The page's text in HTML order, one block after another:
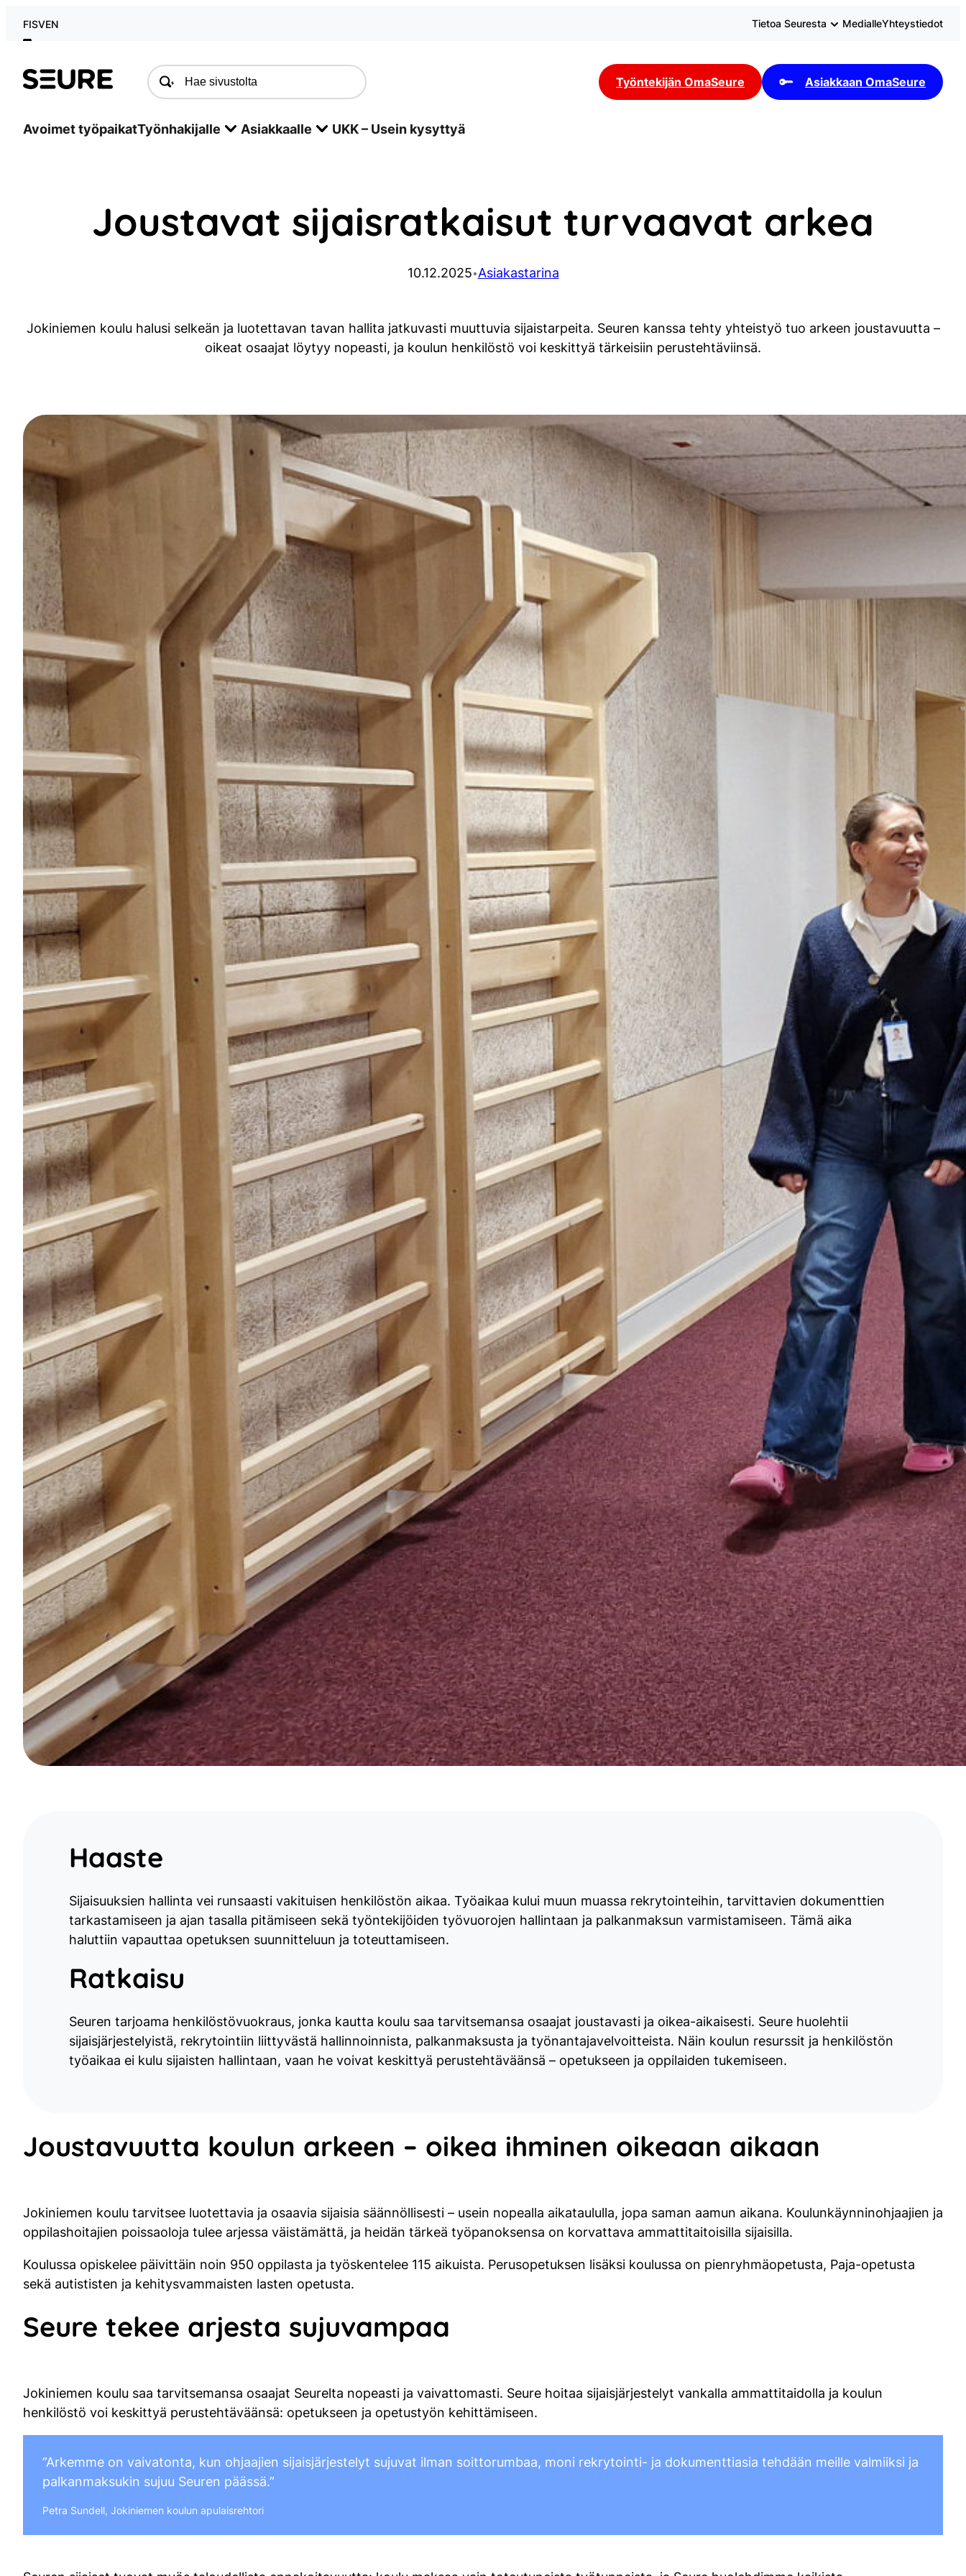
FISVEN Tietoa Seuresta MedialleYhteystiedot
Seure Työntekijän OmaSeure Asiakkaan OmaSeure
Avoimet työpaikatTyönhakijalle Asiakkaalle UKK – Usein kysyttyä
Joustavat sijaisratkaisut turvaavat arkea
10.12.2025•Asiakastarina
Jokiniemen koulu halusi selkeän ja luotettavan tavan hallita jatkuvasti muuttuvia sijaistarpeita. Seuren kanssa tehty yhteistyö tuo arkeen joustavuutta –
oikeat osaajat löytyy nopeasti, ja koulun henkilöstö voi keskittyä tärkeisiin perustehtäviinsä.
Haaste
Sijaisuuksien hallinta vei runsaasti vakituisen henkilöstön aikaa. Työaikaa kului muun muassa rekrytointeihin, tarvittavien dokumenttien
tarkastamiseen ja ajan tasalla pitämiseen sekä työntekijöiden työvuorojen hallintaan ja palkanmaksun varmistamiseen. Tämä aika
haluttiin vapauttaa opetuksen suunnitteluun ja toteuttamiseen.
Ratkaisu
Seuren tarjoama henkilöstövuokraus, jonka kautta koulu saa tarvitsemansa osaajat joustavasti ja oikea-aikaisesti. Seure huolehtii
sijaisjärjestelyistä, rekrytointiin liittyvästä hallinnoinnista, palkanmaksusta ja työnantajavelvoitteista. Näin koulun resurssit ja henkilöstön
työaikaa ei kulu sijaisten hallintaan, vaan he voivat keskittyä perustehtäväänsä – opetukseen ja oppilaiden tukemiseen.
Joustavuutta koulun arkeen – oikea ihminen oikeaan aikaan
Jokiniemen koulu tarvitsee luotettavia ja osaavia sijaisia säännöllisesti – usein nopealla aikataululla, jopa saman aamun aikana. Koulunkäynninohjaajien ja
oppilashoitajien poissaoloja tulee arjessa väistämättä, ja heidän tärkeä työpanoksensa on korvattava ammattitaitoisilla sijaisilla.
Koulussa opiskelee päivittäin noin 950 oppilasta ja työskentelee 115 aikuista. Perusopetuksen lisäksi koulussa on pienryhmäopetusta, Paja-opetusta
sekä autististen ja kehitysvammaisten lasten opetusta.
Seure tekee arjesta sujuvampaa
Jokiniemen koulu saa tarvitsemansa osaajat Seurelta nopeasti ja vaivattomasti. Seure hoitaa sijaisjärjestelyt vankalla ammattitaidolla ja koulun
henkilöstö voi keskittyä perustehtäväänsä: opetukseen ja opetustyön kehittämiseen.
”Arkemme on vaivatonta, kun ohjaajien sijaisjärjestelyt sujuvat ilman soittorumbaa, moni rekrytointi- ja dokumenttiasia tehdään meille valmiiksi ja
palkanmaksukin sujuu Seuren päässä.”
Petra Sundell, Jokiniemen koulun apulaisrehtori